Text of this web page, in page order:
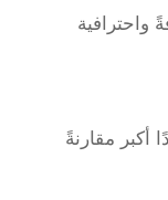
واحترافية
أكبر مقارنةً